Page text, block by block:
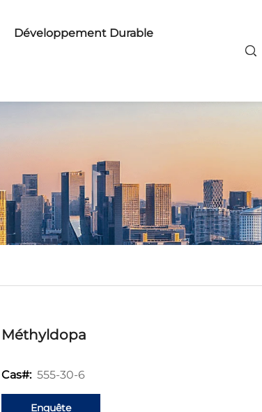
Développement Durable
Méthyldopa
Cas#: 555-30-6
Enquête